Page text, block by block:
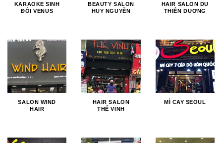
KARAOKE SINH
ĐÔI VENUS
BEAUTY SALON
HUY NGUYỄN
HAIR SALON DU
THIÊN DƯƠNG
SALON WIND
HAIR
HAIR SALON
THẾ VINH
MÌ CAY SEOUL